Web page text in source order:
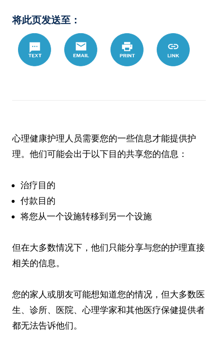
将此页发送至：
Text
Email Print
https://
hans/detail/
Link
心理健康护理人员需要您的一些信息才能提供护
理。他们可能会出于以下目的共享您的信息：
治疗目的
付款目的
将您从一个设施转移到另一个设施
但在大多数情况下，他们只能分享与您的护理直接
相关的信息。
您的家人或朋友可能想知道您的情况，但大多数医
生、诊所、医院、心理学家和其他医疗保健提供者
都无法告诉他们。